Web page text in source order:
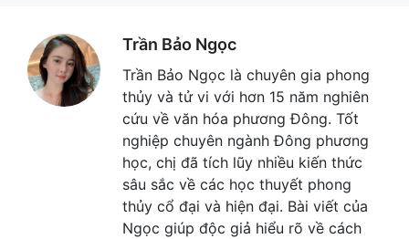
Trần Bảo Ngọc
Trần Bảo Ngọc là chuyên gia phong
thủy và tử vi với hơn 15 năm nghiên
cứu về văn hóa phương Đông. Tốt
nghiệp chuyên ngành Đông phương
học, chị đã tích lũy nhiều kiến thức
sâu sắc về các học thuyết phong
thủy cổ đại và hiện đại. Bài viết của
Ngọc giúp độc giả hiểu rõ về cách